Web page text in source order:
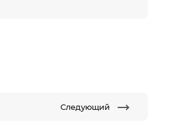
Следующий